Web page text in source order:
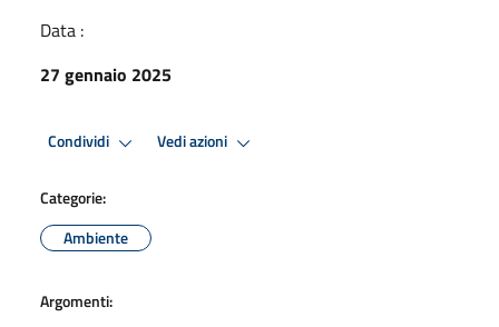
Data :
27 gennaio 2025
Condividi Vedi azioni
Categorie:
Ambiente
Argomenti: